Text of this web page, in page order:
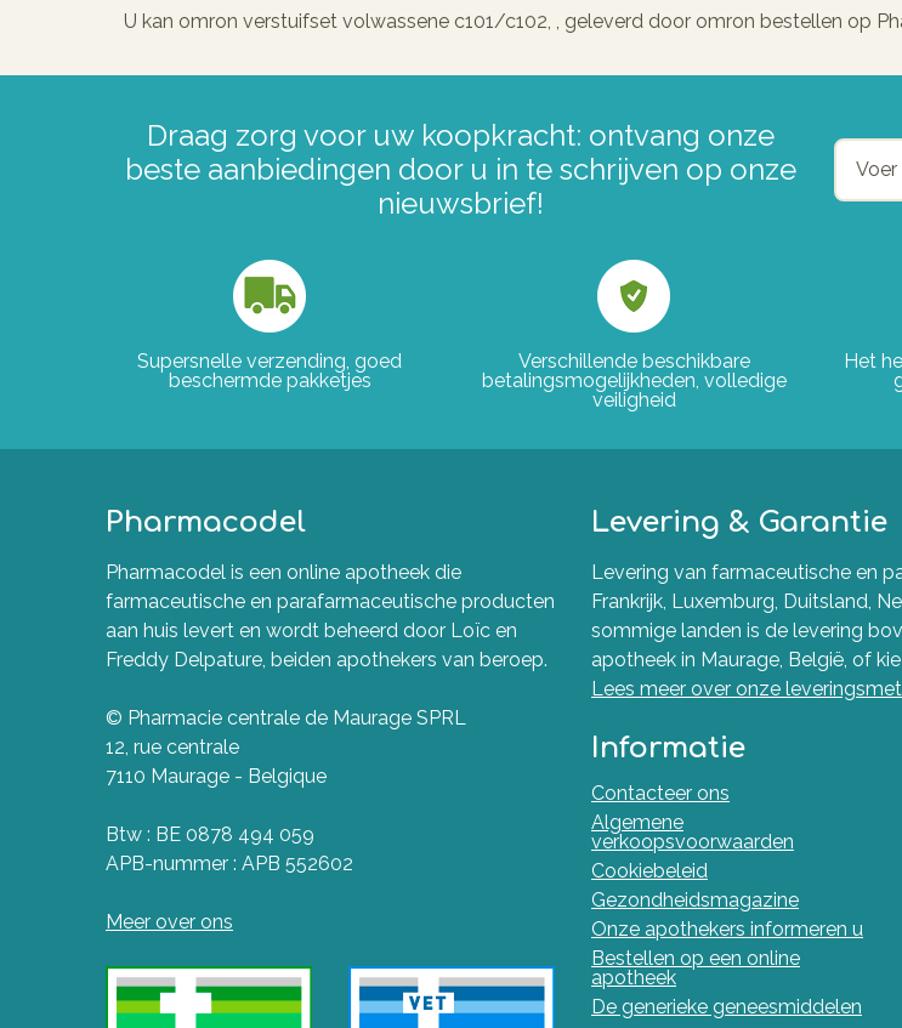
U kan omron verstuifset volwassene c101/c102, , geleverd door omron bestellen op
Draag zorg voor uw koopkracht: ontvang onze
beste aanbiedingen door u in te schrijven op onze
nieuwsbrief!
Supersnelle verzending, goed
beschermde pakketjes
Verschillende beschikbare
betalingsmogelijkheden, volledige
veiligheid
Het
Pharmacodel
Pharmacodel is een online apotheek die
farmaceutische en parafarmaceutische producten
aan huis levert en wordt beheerd door Loïc en
Freddy Delpature, beiden apothekers van beroep.
© Pharmacie centrale de Maurage SPRL
12, rue centrale
7110 Maurage - Belgique
Btw : BE 0878 494 059
APB-nummer : APB 552602
Meer over ons
Levering & Garantie
Levering van farmaceutische en
Frankrijk, Luxemburg, Duitsland,
sommige landen is de levering
apotheek in Maurage, België, of
Lees meer over onze
Informatie
Contacteer ons
Algemene
verkoopsvoorwaarden
Cookiebeleid
Gezondheidsmagazine
Onze apothekers informeren u
Bestellen op een online
apotheek
De generieke geneesmiddelen